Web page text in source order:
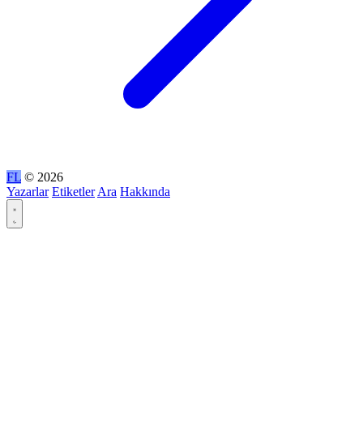
FL © 2026
Yazarlar Etiketler Ara Hakkında